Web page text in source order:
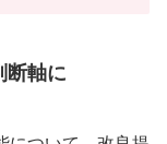
断軸に